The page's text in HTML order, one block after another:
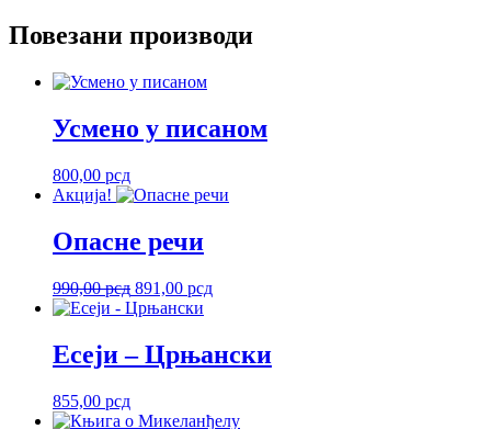
Повезани производи
Усмено у писаном
800,00 рсд
Акција!
Опасне речи
990,00рсд Оригинална
цена
била:
990,00 рсд.
891,00 рсдТренутна
Есеји – Црњански
855,00 рсд